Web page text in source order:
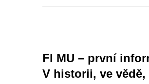
FI MU – první
V historii, ve